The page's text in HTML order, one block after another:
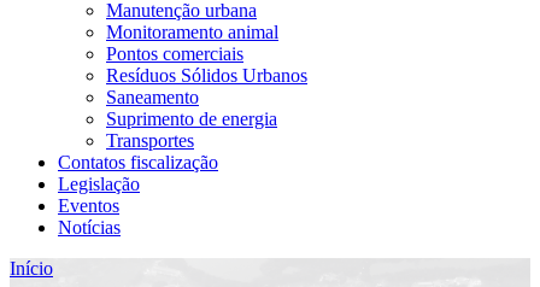
Manutenção urbana
Monitoramento animal
Pontos comerciais
Resíduos Sólidos Urbanos
Saneamento
Suprimento de energia
Transportes
Contatos fiscalização
Legislação
Eventos
Notícias
Início